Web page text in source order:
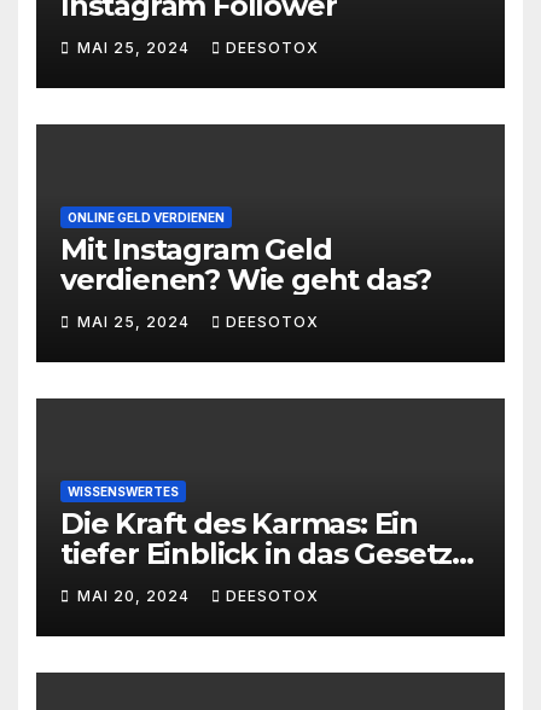
MAI 25, 2024 DEESOTOX
ONLINE GELD VERDIENEN
Mit Instagram Geld
verdienen? Wie geht das?
MAI 25, 2024 DEESOTOX
WISSENSWERTES
Die Kraft des Karmas: Ein
tiefer Einblick in das Gesetz
von Ursache und Wirkung
MAI 20, 2024 DEESOTOX